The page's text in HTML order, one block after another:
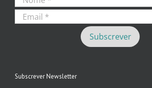
Subscrever Newsletter